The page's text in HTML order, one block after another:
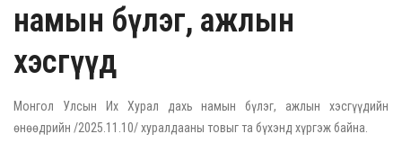
намын бүлэг, ажлын
хэсгүүд
Монгол Улсын Их Хурал дахь намын бүлэг, ажлын хэсгүүдийн
өнөөдрийн /2025.11.10/ хуралдааны товыг та бүхэнд хүргэж байна.